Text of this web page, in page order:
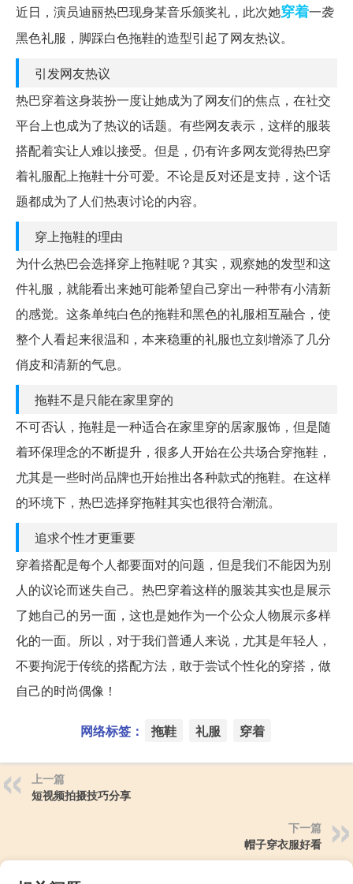
近日，演员迪丽热巴现身某音乐颁奖礼，此次她穿着一袭
黑色礼服，脚踩白色拖鞋的造型引起了网友热议。
引发网友热议
热巴穿着这身装扮一度让她成为了网友们的焦点，在社交
平台上也成为了热议的话题。有些网友表示，这样的服装
搭配着实让人难以接受。但是，仍有许多网友觉得热巴穿
着礼服配上拖鞋十分可爱。不论是反对还是支持，这个话
题都成为了人们热衷讨论的内容。
穿上拖鞋的理由
为什么热巴会选择穿上拖鞋呢？其实，观察她的发型和这
件礼服，就能看出来她可能希望自己穿出一种带有小清新
的感觉。这条单纯白色的拖鞋和黑色的礼服相互融合，使
整个人看起来很温和，本来稳重的礼服也立刻增添了几分
俏皮和清新的气息。
拖鞋不是只能在家里穿的
不可否认，拖鞋是一种适合在家里穿的居家服饰，但是随
着环保理念的不断提升，很多人开始在公共场合穿拖鞋，
尤其是一些时尚品牌也开始推出各种款式的拖鞋。在这样
的环境下，热巴选择穿拖鞋其实也很符合潮流。
追求个性才更重要
穿着搭配是每个人都要面对的问题，但是我们不能因为别
人的议论而迷失自己。热巴穿着这样的服装其实也是展示
了她自己的另一面，这也是她作为一个公众人物展示多样
化的一面。所以，对于我们普通人来说，尤其是年轻人，
不要拘泥于传统的搭配方法，敢于尝试个性化的穿搭，做
自己的时尚偶像！
网络标签： 拖鞋 礼服 穿着
上一篇
短视频拍摄技巧分享
下一篇
帽子穿衣服好看